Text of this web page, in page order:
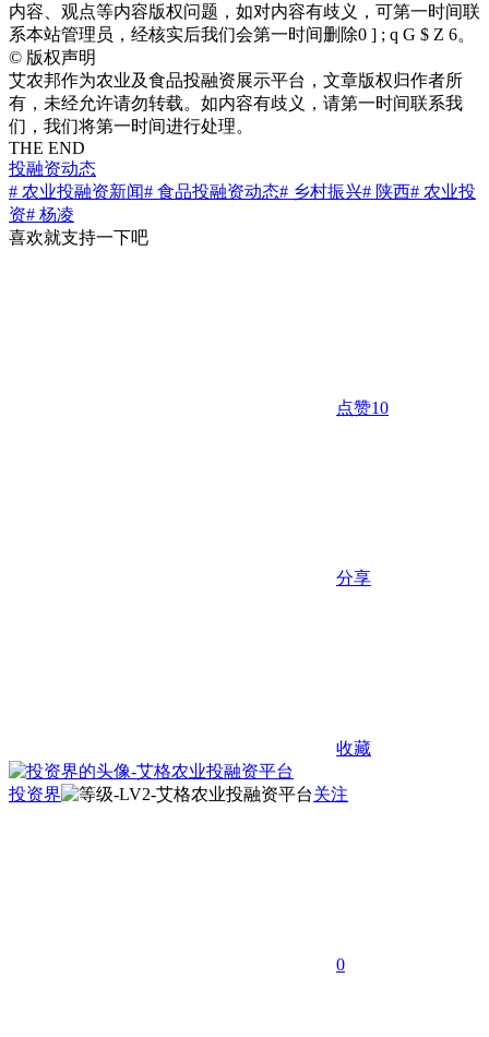
内容、观点等内容版权问题，如对内容有歧义，可第一时间联
系本站管理员，经核实后我们会第一时间删除0 ] ; q G $ Z 6。
© 版权声明
艾农邦作为农业及食品投融资展示平台，文章版权归作者所
有，未经允许请勿转载。如内容有歧义，请第一时间联系我
们，我们将第一时间进行处理。
THE END
投融资动态
# 农业投融资新闻# 食品投融资动态# 乡村振兴# 陕西# 农业投
资# 杨凌
喜欢就支持一下吧
点赞10
分享
收藏
投资界 关注
0